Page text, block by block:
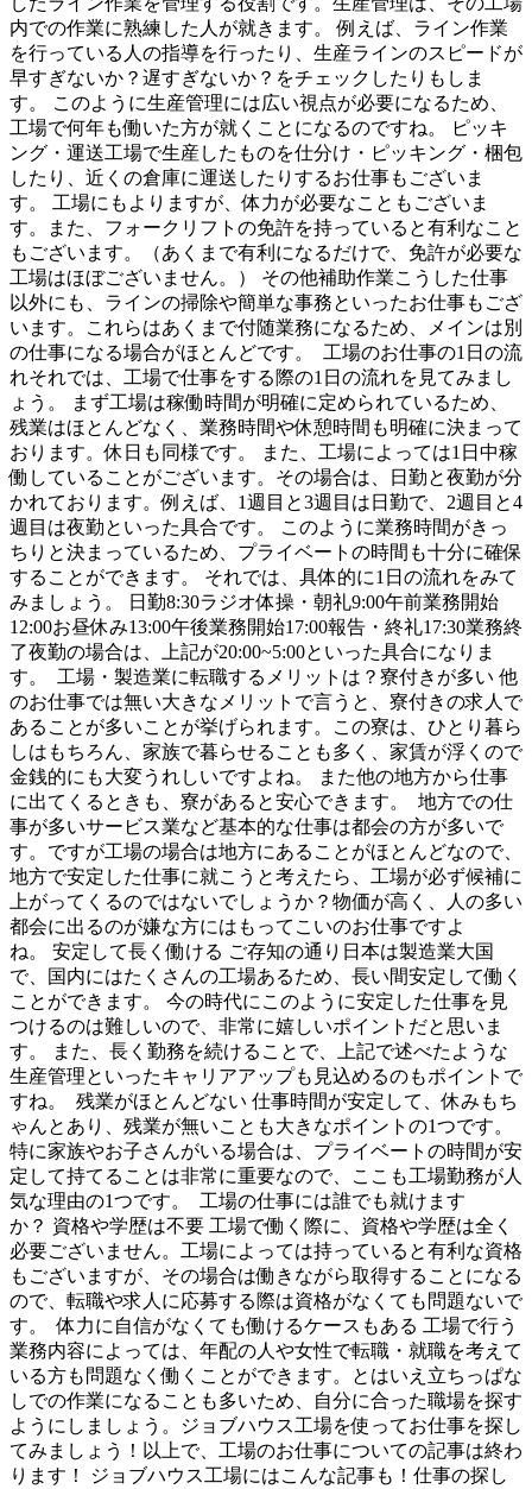
内での作業に熟練した人が就きます。 例えば、ライン作業
を行っている人の指導を行ったり、生産ラインのスピードが
早すぎないか？遅すぎないか？をチェックしたりもしま
す。 このように生産管理には広い視点が必要になるため、
工場で何年も働いた方が就くことになるのですね。 ピッキ
ング・運送工場で生産したものを仕分け・ピッキング・梱包
したり、近くの倉庫に運送したりするお仕事もございま
す。 工場にもよりますが、体力が必要なこともございま
す。また、フォークリフトの免許を持っていると有利なこと
もございます。（あくまで有利になるだけで、免許が必要な
工場はほぼございません。） その他補助作業こうした仕事
以外にも、ラインの掃除や簡単な事務といったお仕事もござ
います。これらはあくまで付随業務になるため、メインは別
の仕事になる場合がほとんどです。 工場のお仕事の1日の流
れそれでは、工場で仕事をする際の1日の流れを見てみまし
ょう。 まず工場は稼働時間が明確に定められているため、
残業はほとんどなく、業務時間や休憩時間も明確に決まって
おります。休日も同様です。 また、工場によっては1日中稼
働していることがございます。その場合は、日勤と夜勤が分
かれております。例えば、1週目と3週目は日勤で、2週目と4
週目は夜勤といった具合です。 このように業務時間がきっ
ちりと決まっているため、プライベートの時間も十分に確保
することができます。 それでは、具体的に1日の流れをみて
みましょう。 日勤8:30ラジオ体操・朝礼9:00午前業務開始
12:00お昼休み13:00午後業務開始17:00報告・終礼17:30業務終
了夜勤の場合は、上記が20:00~5:00といった具合になりま
す。 工場・製造業に転職するメリットは？寮付きが多い 他
のお仕事では無い大きなメリットで言うと、寮付きの求人で
あることが多いことが挙げられます。この寮は、ひとり暮ら
しはもちろん、家族で暮らせることも多く、家賃が浮くので
金銭的にも大変うれしいですよね。 また他の地方から仕事
に出てくるときも、寮があると安心できます。 地方での仕
事が多いサービス業など基本的な仕事は都会の方が多いで
す。ですが工場の場合は地方にあることがほとんどなので、
地方で安定した仕事に就こうと考えたら、工場が必ず候補に
上がってくるのではないでしょうか？物価が高く、人の多い
都会に出るのが嫌な方にはもってこいのお仕事ですよ
ね。 安定して長く働ける ご存知の通り日本は製造業大国
で、国内にはたくさんの工場あるため、長い間安定して働く
ことができます。 今の時代にこのように安定した仕事を見
つけるのは難しいので、非常に嬉しいポイントだと思いま
す。 また、長く勤務を続けることで、上記で述べたような
生産管理といったキャリアアップも見込めるのもポイントで
すね。 残業がほとんどない 仕事時間が安定して、休みもち
ゃんとあり、残業が無いことも大きなポイントの1つです。
特に家族やお子さんがいる場合は、プライベートの時間が安
定して持てることは非常に重要なので、ここも工場勤務が人
気な理由の1つです。 工場の仕事には誰でも就けます
か？ 資格や学歴は不要 工場で働く際に、資格や学歴は全く
必要ございません。工場によっては持っていると有利な資格
もございますが、その場合は働きながら取得することになる
ので、転職や求人に応募する際は資格がなくても問題ないで
す。 体力に自信がなくても働けるケースもある 工場で行う
業務内容によっては、年配の人や女性で転職・就職を考えて
いる方も問題なく働くことができます。とはいえ立ちっぱな
しでの作業になることも多いため、自分に合った職場を探す
ようにしましょう。ジョブハウス工場を使ってお仕事を探し
てみましょう！以上で、工場のお仕事についての記事は終わ
ります！ ジョブハウス工場にはこんな記事も！仕事の探し